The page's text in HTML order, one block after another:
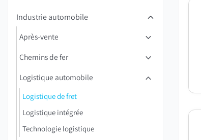
Industrie automobile
Après-vente
Chemins de fer
Logistique automobile
Logistique de fret
Logistique intégrée
Technologie logistique